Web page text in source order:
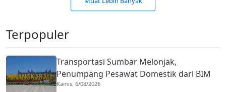
Terpopuler
Transportasi Sumbar Melonjak,
Penumpang Pesawat Domestik dari BIM
Naik Hampir 33 Persen
Kamis, 6/08/2026